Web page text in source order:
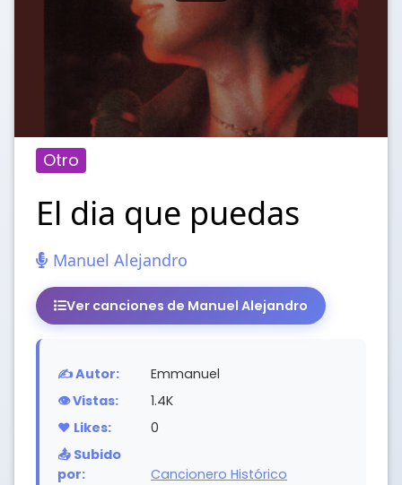
Otro
El dia que puedas
Manuel Alejandro
Ver canciones de Manuel Alejandro
✍️ Autor:
Emmanuel
👁️ Vistas:
1.4K
❤️ Likes:
0
📤 Subido
por:
Cancionero Histórico